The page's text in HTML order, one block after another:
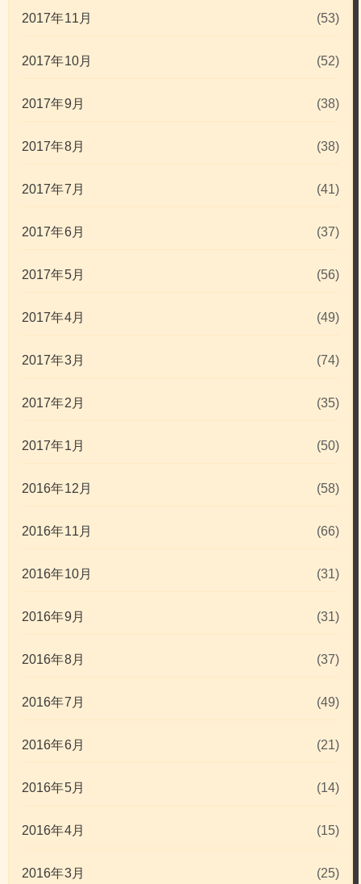
2017年11月 (53)
2017年10月 (52)
2017年9月 (38)
2017年8月 (38)
2017年7月 (41)
2017年6月 (37)
2017年5月 (56)
2017年4月 (49)
2017年3月 (74)
2017年2月 (35)
2017年1月 (50)
2016年12月 (58)
2016年11月 (66)
2016年10月 (31)
2016年9月 (31)
2016年8月 (37)
2016年7月 (49)
2016年6月 (21)
2016年5月 (14)
2016年4月 (15)
2016年3月 (25)